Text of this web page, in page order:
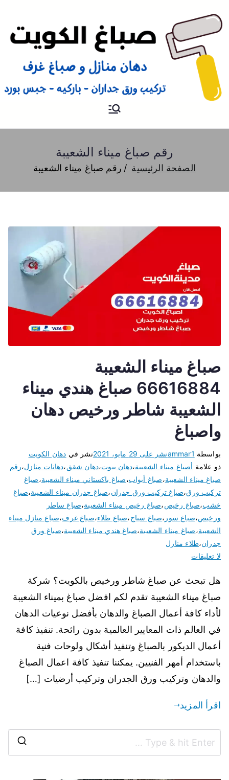
صباغ
رقم صباغ ميناء الشعيبة
الصفحة الرئيسية رقم صباغ ميناء الشعيبة
صباغ ميناء الشعيبة
66616884 صباغ هندي ميناء
الشعيبة شاطر ورخيص دهان
واصباغ
بواسطة ammar1نشر على 29 مايو، 2021 نشر في دهان الكويت
ذو علامة أصباغ ميناء الشعيبة،دهان بيوت،دهان شقق،دهانات منازل،رقم
صباغ ميناء الشعيبة،صباغ أبواب،صباغ باكستاني ميناء الشعيبة،صباغ
تركيب ورق،صباغ تركيب ورق جدران،صباغ جدران ميناء الشعيبة،صباغ
خشب،صباغ رخيص،صباغ رخيص ميناء الشعيبة،صباغ ساطر
ورخيص،صباغ سور ،صباغ سياج،صباغ طلاء،صباغ غرف،صباغ منازل ميناء
الشعيبة،صباغ ميناء الشعيبة،صباغ هندي ميناء الشعيبة،صباغ ورق
جدران،طلاء منازل
لا تعليقات
هل تبحث عن صباغ شاطر ورخيص بالكويت؟ شركة
صباغ ميناء الشعيبة تقدم لكم افضل صباغ بميناء الشعيبة
لأداء كافة أعمال الصباغ والدهان بأفضل نوعيات الدهان
في العالم ذات المعايير العالمية بدون رائحة. تنفيذ كافة
أعمال الديكور بالصباغ وتنفيذ أشكال ولوحات فنية
باستخدام أمهر الفنيين. يمكننا تنفيذ كافة اعمال الصباغ
والدهان وتركيب ورق الجدران وتركيب أرضيات […]
اقرأ المزيد